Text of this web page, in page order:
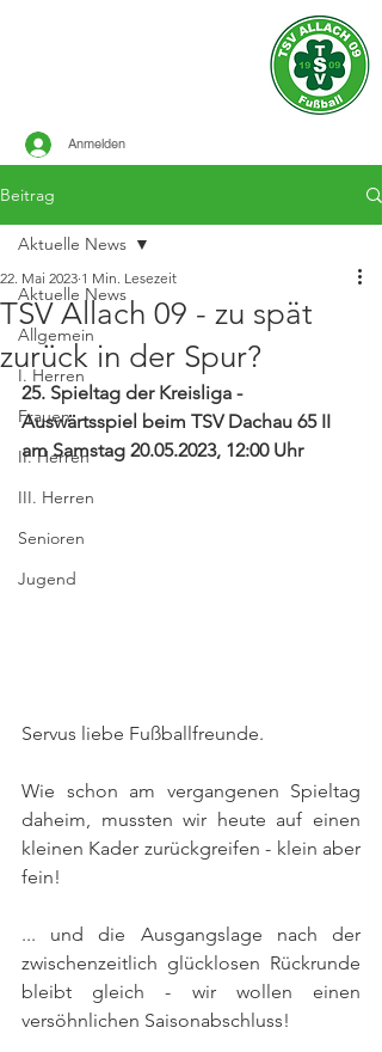
Anmelden
Beitrag
Aktuelle News
Allgemein
I. Herren
Frauen
II. Herren
III. Herren
Senioren
Jugend
Aktuelle News
TSV Allach 09 - zu spät
zurück in der Spur?
22. Mai 2023 1 Min. Lesezeit
25. Spieltag der Kreisliga -
Auswärtsspiel beim TSV Dachau 65 II
am Samstag 20.05.2023, 12:00 Uhr
Servus liebe Fußballfreunde.
Wie schon am vergangenen Spieltag
daheim, mussten wir heute auf einen
kleinen Kader zurückgreifen - klein aber
fein!
... und die Ausgangslage nach der
zwischenzeitlich glücklosen Rückrunde
bleibt gleich - wir wollen einen
versöhnlichen Saisonabschluss!